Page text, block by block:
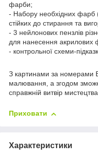
фарби;
- Набору необхідних фарб
стійких до стирання та
- 3 нейлонових пензлів
для нанесення акрилових
- контрольної схеми-
З картинами за номерами
малювання, а згодом
справжній витвір
Приховати
Характеристики